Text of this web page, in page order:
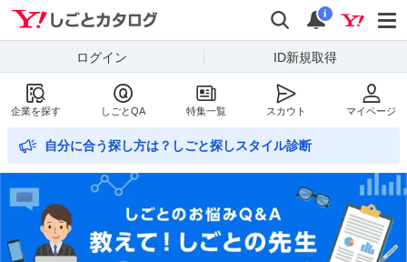
Yahoo!しごとカタログ
検索
通知
i
ログイン ID新規取得
企業を探す しごとQA 特集一覧 スカウト マイページ
自分に合う探し方は？しごと探しスタイル診断